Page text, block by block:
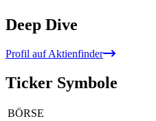
Deep Dive
Profil auf Aktienfinder
Ticker Symbole
BÖRSE